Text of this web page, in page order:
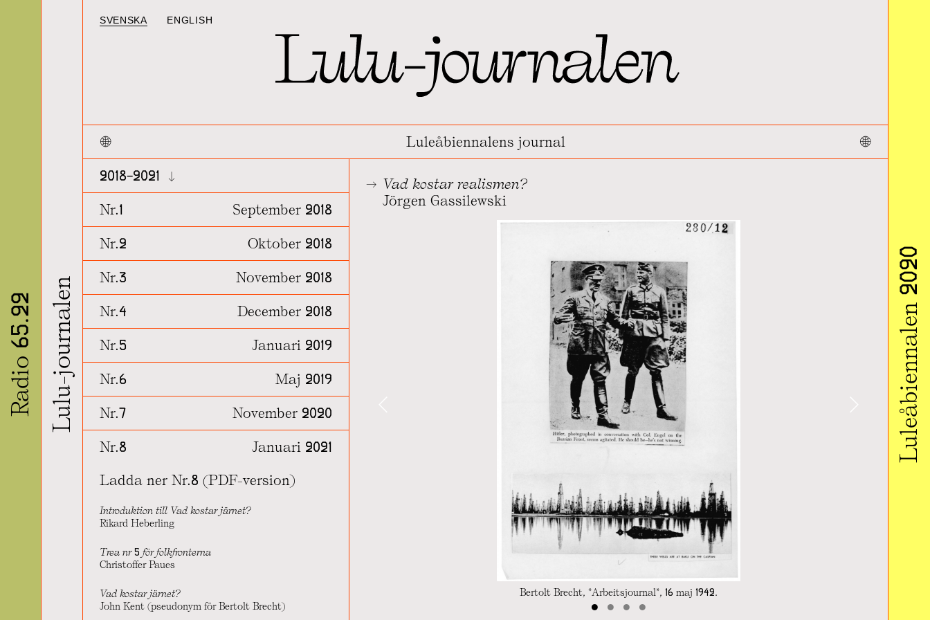
Lulu-journalen Luleåbiennalen 2020
SVENSKA ENGLISH
Luleåbiennalens journal
2018~2021
Nr.1 September 2018
Nr.2 Oktober 2018
Nr.3 November 2018
Nr.4 December 2018
Nr.5 Januari 2019
Nr.6 Maj 2019
Nr.7 November 2020
Nr.8
Januari 2021
Ladda ner Nr.8 (PDF-version)
Introduktion till Vad kostar järnet?
Rikard Heberling
Trea nr 5 för folkfronterna
Christoffer Paues
Vad kostar järnet?
John Kent (pseudonym för Bertolt Brecht)
Vad kostar realismen?
Jörgen Gassilewski
Bertolt Brecht, *Arbeitsjournal*, 16 maj 1942.
• • • •
Radio 65.22